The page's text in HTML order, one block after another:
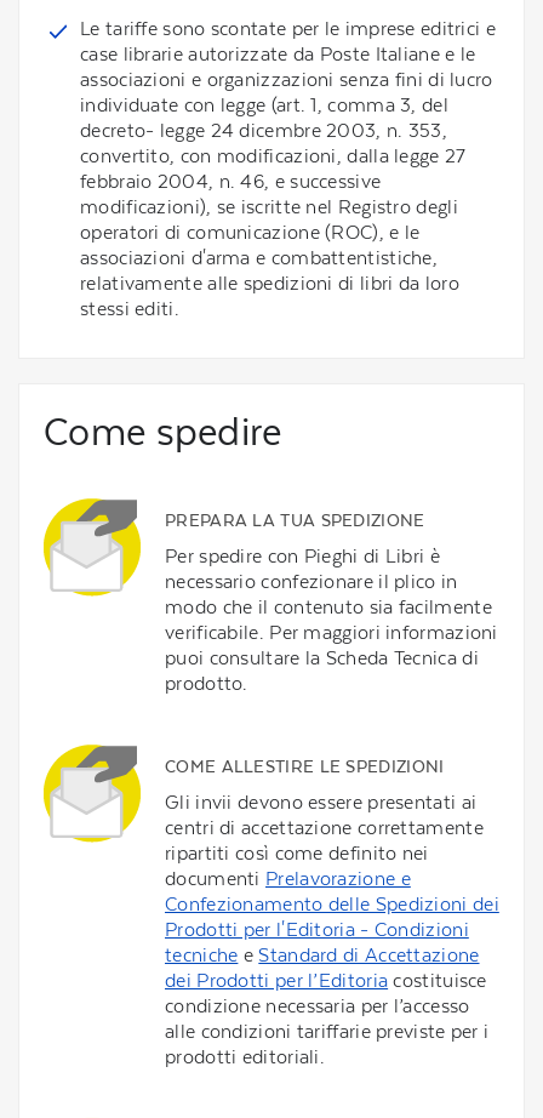
Le tariffe sono scontate per le imprese editrici e
case librarie autorizzate da Poste Italiane e le
associazioni e organizzazioni senza fini di lucro
individuate con legge (art. 1, comma 3, del
decreto- legge 24 dicembre 2003, n. 353,
convertito, con modificazioni, dalla legge 27
febbraio 2004, n. 46, e successive
modificazioni), se iscritte nel Registro degli
operatori di comunicazione (ROC), e le
associazioni d'arma e combattentistiche,
relativamente alle spedizioni di libri da loro
stessi editi.
Come spedire
PREPARA LA TUA SPEDIZIONE
Per spedire con Pieghi di Libri è
necessario confezionare il plico in
modo che il contenuto sia facilmente
verificabile. Per maggiori informazioni
puoi consultare la Scheda Tecnica di
prodotto.
COME ALLESTIRE LE SPEDIZIONI
Gli invii devono essere presentati ai
centri di accettazione correttamente
ripartiti così come definito nei
documenti Prelavorazione e
Confezionamento delle Spedizioni dei
Prodotti per l'Editoria - Condizioni
tecniche eStandard di Accettazione
dei Prodotti per l’Editoria costituisce
condizione necessaria per l’accesso
alle condizioni tariffarie previste per i
prodotti editoriali.